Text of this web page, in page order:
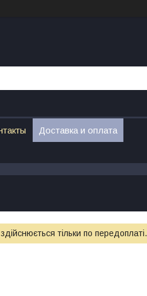
Доставка и оплата
тільки по передоплаті.